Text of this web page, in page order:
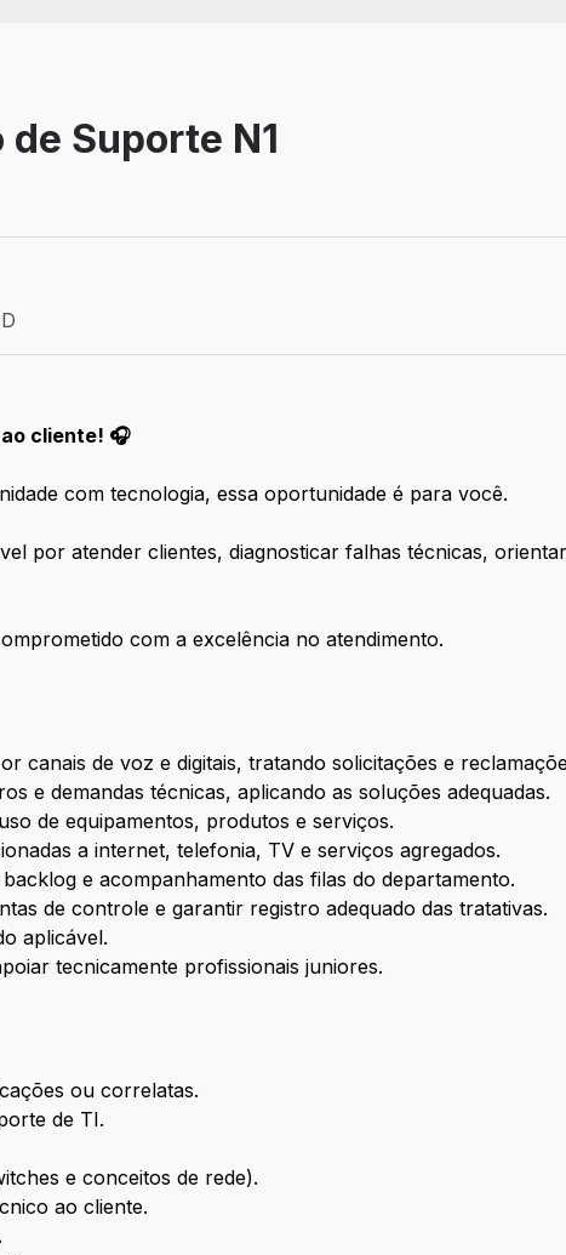
Suporte N1
cliente! 🎧
com tecnologia, essa oportunidade é para você.
por atender clientes, diagnosticar falhas técnicas,
com a excelência no atendimento.
canais de voz e digitais, tratando solicitações e
e demandas técnicas, aplicando as soluções adequadas.
de equipamentos, produtos e serviços.
a internet, telefonia, TV e serviços agregados.
e acompanhamento das filas do departamento.
de controle e garantir registro adequado das tratativas.
aplicável.
tecnicamente profissionais juniores.
ou correlatas.
de TI.
e conceitos de rede).
ao cliente.